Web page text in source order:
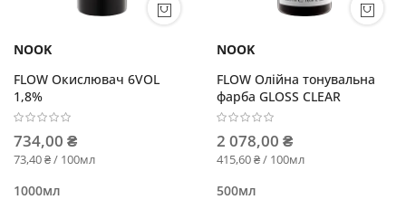
NOOK
FLOW Окислювач 6VOL
1,8%
734,00 ₴
73,40 ₴ / 100мл
1000мл
NOOK
FLOW Олійна тонувальна
фарба GLOSS CLEAR
2 078,00 ₴
415,60 ₴ / 100мл
500мл